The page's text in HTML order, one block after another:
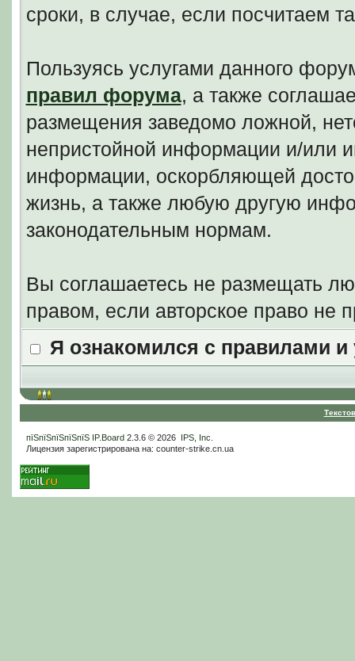
сроки, в случае, если посчитаем
Пользуясь услугами данного
правил форума, а также
размещения заведомо ложной,
непристойной информации и/или
информации, оскорбляющей
жизнь, а также любую другую
законодательным нормам.
Вы соглашаетесь не размещать
правом, если авторское право
Я ознакомился с правилами
пїЅпїЅпїЅпїЅпїЅ IP.Board2.3.6 © 2026 IPS, Inc
Лицензия зарегистрирована на: counter-strike.cn.ua